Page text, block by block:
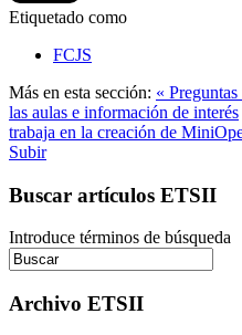
Etiquetado como
FCJS
Más en esta sección: «
las aulas e información de interés
trabaja en la creación de
Subir
Buscar artículos ETSII
Introduce términos de búsqueda
Archivo ETSII